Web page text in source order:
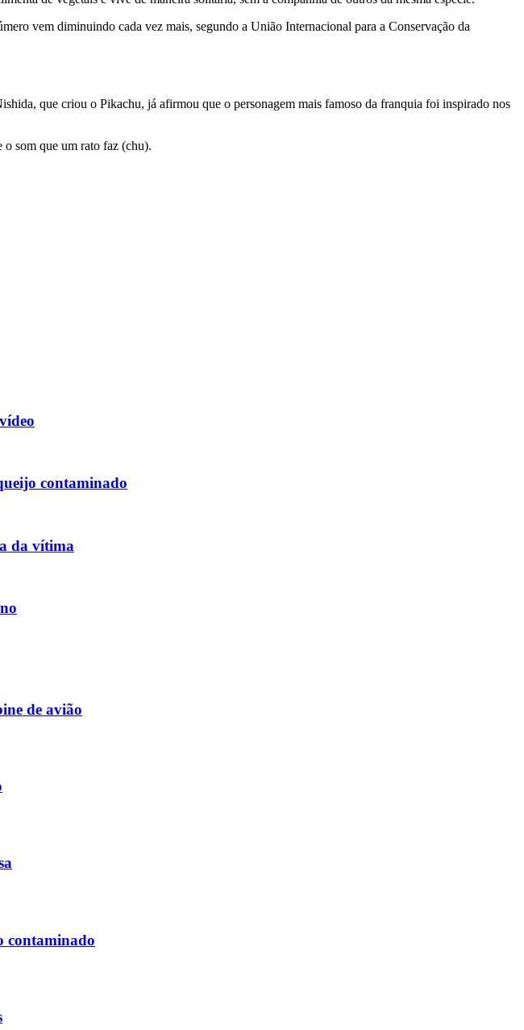
vem diminuindo cada vez mais, segundo a União Internacional para a Conservação da
que criou o Pikachu, já afirmou que o personagem mais famoso da franquia foi inspirado nos
o som que um rato faz (chu).
contaminado
da vítima
de avião
contaminado